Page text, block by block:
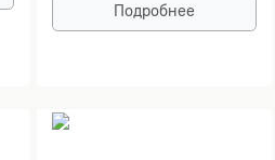
Подробнее